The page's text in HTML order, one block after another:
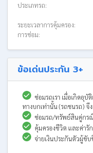
ประเภทรถ:
ระยะเวลาการคุ้มครอง:
การซ่อม:
ข้อเด่นประกัน 3+
ซ่อมรถเรา เมื่อเกิดอุ
ทางบกเท่านั้น (รถชนรถ) จึ
ซ่อมรถ/ทรัพย์สินคู่กรณี
คุ้มครองชีวิต และค่ารั
จ่ายเงินประกันตัวผู้ขั